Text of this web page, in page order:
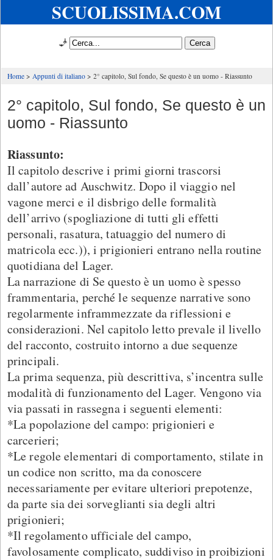
SCUOLISSIMA.COM
🧞
Home Appunti di italiano 2° capitolo, Sul fondo, Se questo è un uomo - Riassunto
2° capitolo, Sul fondo, Se questo è un
uomo - Riassunto
Riassunto:
Il capitolo descrive i primi giorni trascorsi
dall’autore ad Auschwitz. Dopo il viaggio nel
vagone merci e il disbrigo delle formalità
dell’arrivo (spogliazione di tutti gli effetti
personali, rasatura, tatuaggio del numero di
matricola ecc.)), i prigionieri entrano nella routine
quotidiana del Lager.
La narrazione di Se questo è un uomo è spesso
frammentaria, perché le sequenze narrative sono
regolarmente inframmezzate da riflessioni e
considerazioni. Nel capitolo letto prevale il livello
del racconto, costruito intorno a due sequenze
principali.
La prima sequenza, più descrittiva, s’incentra sulle
modalità di funzionamento del Lager. Vengono via
via passati in rassegna i seguenti elementi:
*La popolazione del campo: prigionieri e
carcerieri;
*Le regole elementari di comportamento, stilate in
un codice non scritto, ma da conoscere
necessariamente per evitare ulteriori prepotenze,
da parte sia dei sorveglianti sia degli altri
prigionieri;
*Il regolamento ufficiale del campo,
favolosamente complicato, suddiviso in proibizioni